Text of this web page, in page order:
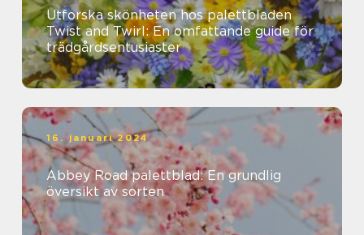
Utforska skönheten hos palettbladen
Twist and Twirl: En omfattande guide för
trädgårdsentusiaster
16. januari 2024
Abbey Road palettblad: En grundlig
översikt av sorten